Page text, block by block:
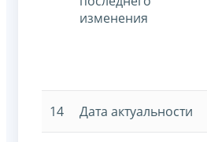
изменения
14 Дата актуальности